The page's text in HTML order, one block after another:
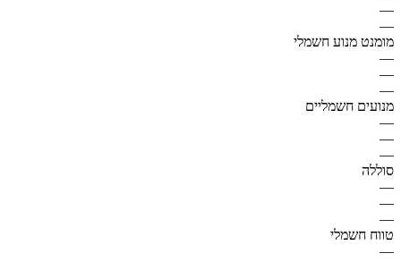
—
—
מומנט מנוע חשמלי
—
—
—
מנועים חשמליים
—
—
—
סוללה
—
—
—
טווח חשמלי
—